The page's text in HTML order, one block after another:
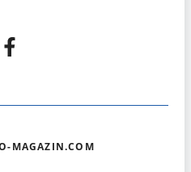
MAGAZIN.COM